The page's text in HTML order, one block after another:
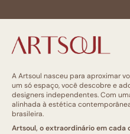
A Artsoul nasceu para aproximar
um só espaço, você descobre e
designers independentes. Com
alinhada à estética
brasileira.
Artsoul, o extraordinário em cada